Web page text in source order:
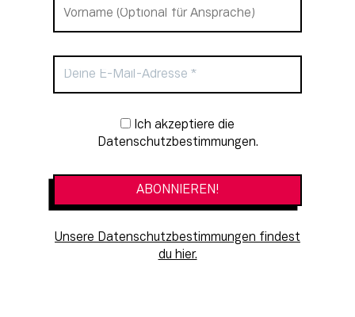
Newsletter-Anmeldung
Datenschutzbestimmungen.
Unsere Datenschutzbestimmungen findest
du hier.